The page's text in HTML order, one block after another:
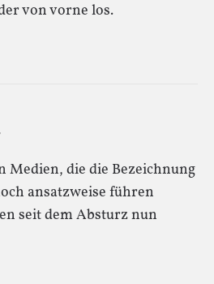
von vorne los.
Medien, die die Bezeichnung
ansatzweise führen
seit dem Absturz nun